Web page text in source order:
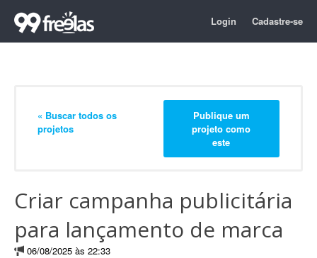
Login Cadastre-se
« Buscar todos os
projetos
Publique um
projeto como
este
Criar campanha publicitária
para lançamento de marca
06/08/2025 às 22:33